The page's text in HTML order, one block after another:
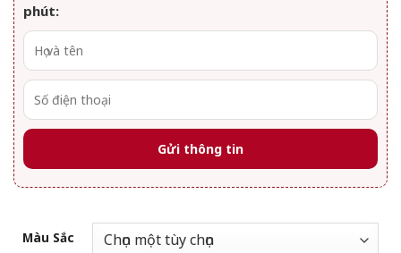
phút:
Màu Sắc